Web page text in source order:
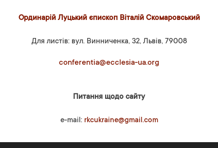
Ординарій Луцький єпископ Віталій Скомаровський
Для листів: вул. Винниченка, 32, Львів, 79008
conferentia@ecclesia-ua.org
Питання щодо сайту
e-mail: rkcukraine@gmail.com